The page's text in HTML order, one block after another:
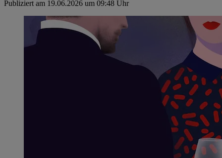
Publiziert am 19.06.2026 um 09:48 Uhr